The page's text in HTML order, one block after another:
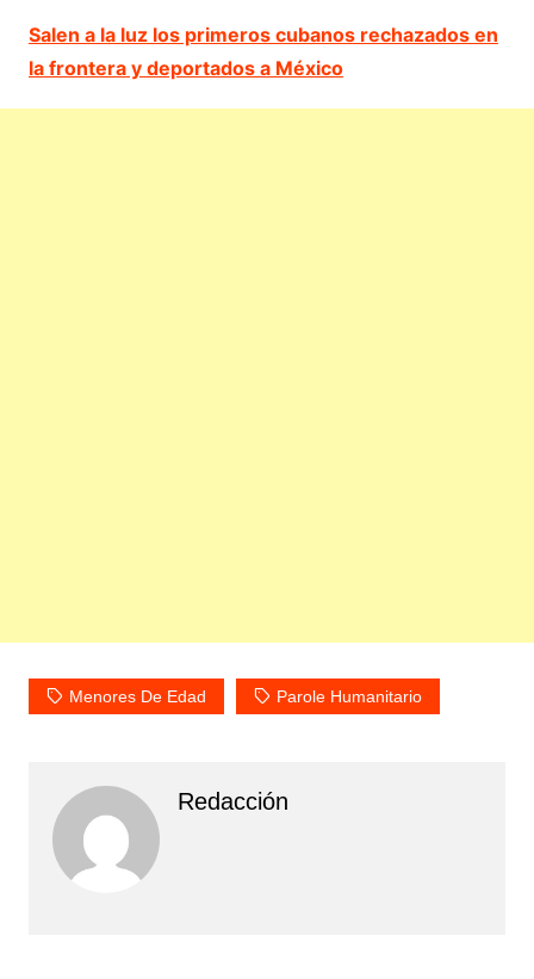
Salen a la luz los primeros cubanos rechazados en
la frontera y deportados a México
Menores De Edad Parole Humanitario
Redacción